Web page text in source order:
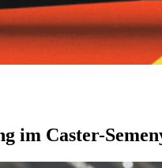
im Caster-